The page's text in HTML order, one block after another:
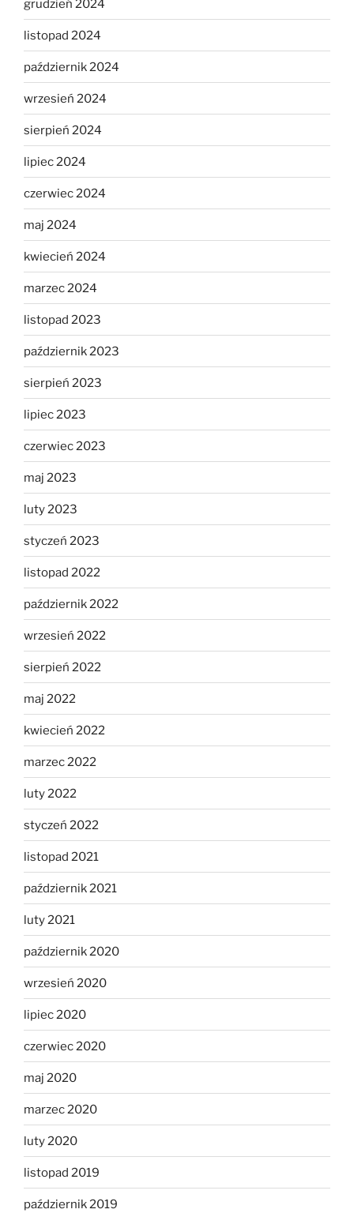
grudzień 2024
listopad 2024
październik 2024
wrzesień 2024
sierpień 2024
lipiec 2024
czerwiec 2024
maj 2024
kwiecień 2024
marzec 2024
listopad 2023
październik 2023
sierpień 2023
lipiec 2023
czerwiec 2023
maj 2023
luty 2023
styczeń 2023
listopad 2022
październik 2022
wrzesień 2022
sierpień 2022
maj 2022
kwiecień 2022
marzec 2022
luty 2022
styczeń 2022
listopad 2021
październik 2021
luty 2021
październik 2020
wrzesień 2020
lipiec 2020
czerwiec 2020
maj 2020
marzec 2020
luty 2020
listopad 2019
październik 2019